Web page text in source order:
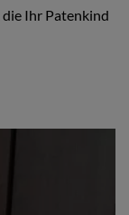
Ihr Patenkind